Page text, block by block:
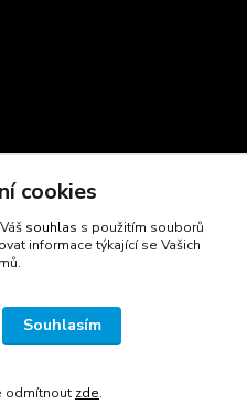
cookies
souhlas s použitím souborů
informace týkající se Vašich
Souhlasím
odmítnout zde.